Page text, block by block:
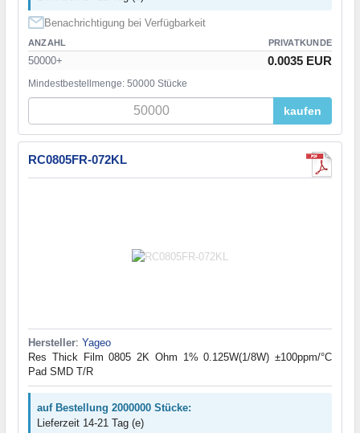
Benachrichtigung bei Verfügbarkeit
ANZAHL PRIVATKUNDE
50000+ 0.0035 EUR
Mindestbestellmenge: 50000 Stücke
kaufen
RC0805FR-072KL
Hersteller: Yageo
Res Thick Film 0805 2K Ohm 1% 0.125W(1/8W) ±100ppm/°C
Pad SMD T/R
auf Bestellung 2000000 Stücke:
Lieferzeit 14-21 Tag (e)